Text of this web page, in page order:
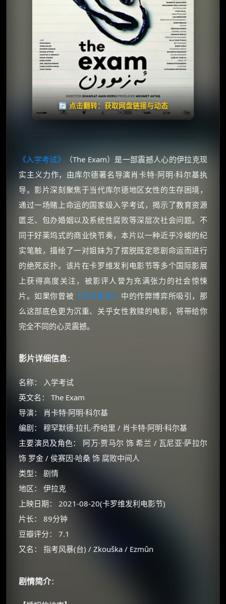
🔄 点击翻转：获取网盘链接与动态
失效请反馈
🧧️
天天领红包
《入学考试》
（The Exam）是一部震撼人心的伊拉克现
实主义力作，由库尔德著名导演肖卡特·阿明·科尔基执
导。影片深刻聚焦于当代库尔德地区女性的生存困境，
通过一场赌上命运的国家级入学考试，揭示了教育资源
匮乏、包办婚姻以及系统性腐败等深层次社会问题。不
同于好莱坞式的商业快节奏，本片以一种近乎冷峻的纪
实笔触，描绘了一对姐妹为了摆脱既定悲剧命运而进行
的绝死反扑。该片在卡罗维发利电影节等多个国际影展
上获得高度关注，被影评人誉为充满张力的社会惊悚
片。如果你曾被 《天才枪手》 中的作弊博弈所吸引，那
么这部底色更为沉重、关乎女性救赎的电影，将带给你
完全不同的心灵震撼。
影片详细信息：
名称： 入学考试
英文名： The Exam
导演： 肖卡特·阿明·科尔基
编剧： 穆罕默德·拉扎·乔哈里 / 肖卡特·阿明·科尔基
主要演员及角色： 阿万·贾马尔 饰 希兰 / 瓦尼亚·萨拉尔
饰 罗金 / 侯赛因·哈桑 饰 腐败中间人
类型： 剧情
地区： 伊拉克
上映日期： 2021-08-20(卡罗维发利电影节)
片长： 89分钟
豆瓣评分： 7.1
又名： 指考风暴(台) / Zkouška / Ezmûn
剧情简介：